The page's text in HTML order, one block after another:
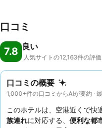
口コミ
7.8 良い
人気サイトの12,163件の評
口コミの概要
1,000+件の口コミからAIが要約 ·
このホテルは、空港近くで快
族連れに対応する、 便利な都